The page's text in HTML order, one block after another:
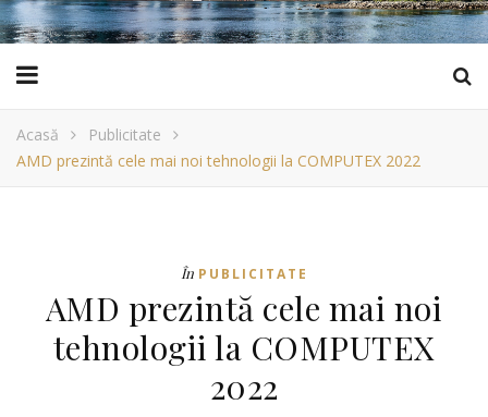
Acasă
Publicitate
AMD prezintă cele mai noi tehnologii la COMPUTEX 2022
În PUBLICITATE
AMD prezintă cele mai noi
tehnologii la COMPUTEX
2022